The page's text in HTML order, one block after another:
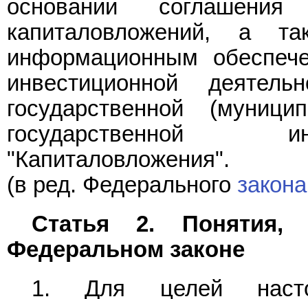
основании
капиталовложений, а
информационным
инвестиционной
государственной
государственной
"Капиталовложения".
(в ред. Федерального закона
Статья 2. Понятия,
Федеральном законе
1. Для целей